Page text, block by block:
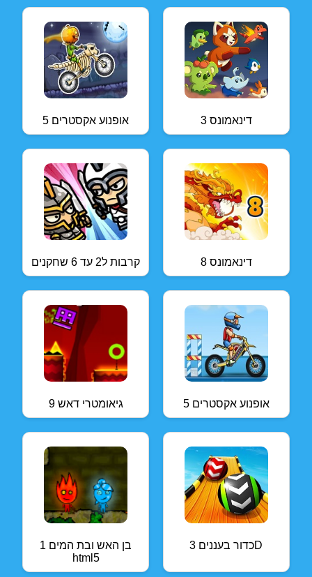
אופנוע אקסטרים 5 דינאמונס 3
קרבות ל2 עד 6 שחקנים דינאמונס 8
גיאומטרי דאש 9 אופנוע אקסטרים 5
בן האש ובת המים 1
html5
כדור בעננים 3D